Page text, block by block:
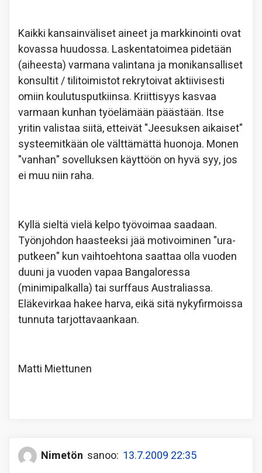
Kaikki kansainväliset aineet ja markkinointi ovat
kovassa huudossa. Laskentatoimea pidetään
(aiheesta) varmana valintana ja monikansalliset
konsultit / tilitoimistot rekrytoivat aktiivisesti
omiin koulutusputkiinsa. Kriittisyys kasvaa
varmaan kunhan työelämään päästään. Itse
yritin valistaa siitä, etteivät "Jeesuksen aikaiset"
systeemitkään ole välttämättä huonoja. Monen
"vanhan" sovelluksen käyttöön on hyvä syy, jos
ei muu niin raha.
Kyllä sieltä vielä kelpo työvoimaa saadaan.
Työnjohdon haasteeksi jää motivoiminen "ura-
putkeen" kun vaihtoehtona saattaa olla vuoden
duuni ja vuoden vapaa Bangaloressa
(minimipalkalla) tai surffaus Australiassa.
Eläkevirkaa hakee harva, eikä sitä nykyfirmoissa
tunnuta tarjottavaankaan.
Matti Miettunen
Nimetön sanoo: 13.7.2009 22:35